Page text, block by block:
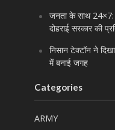
जनता के साथ 24×7:
दोहराई सरकार की
निसान टेक्टॉन ने
में बनाई जगह
Categories
ARMY